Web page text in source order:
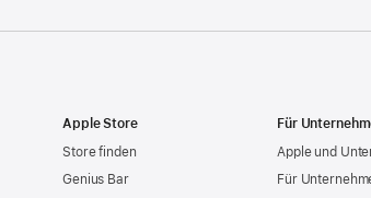
Apple Store
Store finden
Genius Bar
Für
Apple und
Für